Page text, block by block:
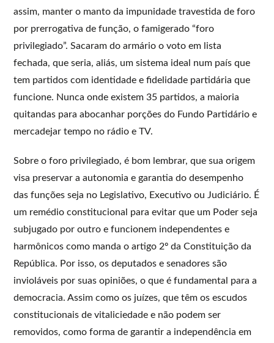
assim, manter o manto da impunidade travestida de foro
por prerrogativa de função, o famigerado “foro
privilegiado”. Sacaram do armário o voto em lista
fechada, que seria, aliás, um sistema ideal num país que
tem partidos com identidade e fidelidade partidária que
funcione. Nunca onde existem 35 partidos, a maioria
quitandas para abocanhar porções do Fundo Partidário e
mercadejar tempo no rádio e TV.
Sobre o foro privilegiado, é bom lembrar, que sua origem
visa preservar a autonomia e garantia do desempenho
das funções seja no Legislativo, Executivo ou Judiciário. É
um remédio constitucional para evitar que um Poder seja
subjugado por outro e funcionem independentes e
harmônicos como manda o artigo 2º da Constituição da
República. Por isso, os deputados e senadores são
invioláveis por suas opiniões, o que é fundamental para a
democracia. Assim como os juízes, que têm os escudos
constitucionais de vitaliciedade e não podem ser
removidos, como forma de garantir a independência em